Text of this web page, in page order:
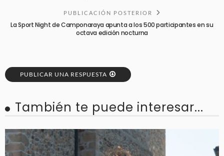
PUBLICACIÓN POSTERIOR
La Sport Night de Camponaraya apunta a los 500 participantes en su
octava edición nocturna
PUBLICAR UNA RESPUESTA
También te puede interesar...